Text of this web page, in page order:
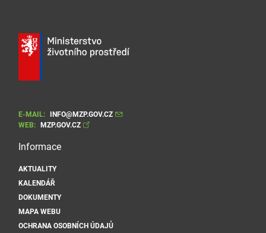
E-MAIL:
INFO@MZP.GOV.CZ
WEB:
MZP.GOV.CZ
Informace
AKTUALITY
KALENDÁŘ
DOKUMENTY
MAPA WEBU
OCHRANA OSOBNÍCH ÚDAJŮ